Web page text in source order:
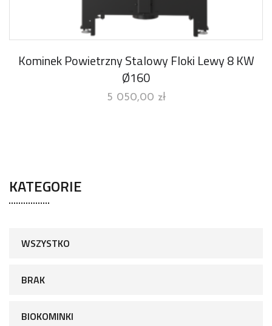
Kominek Powietrzny Stalowy Floki Lewy 8 KW
Ø160
5 050,00 zł
KATEGORIE
WSZYSTKO
BRAK
BIOKOMINKI